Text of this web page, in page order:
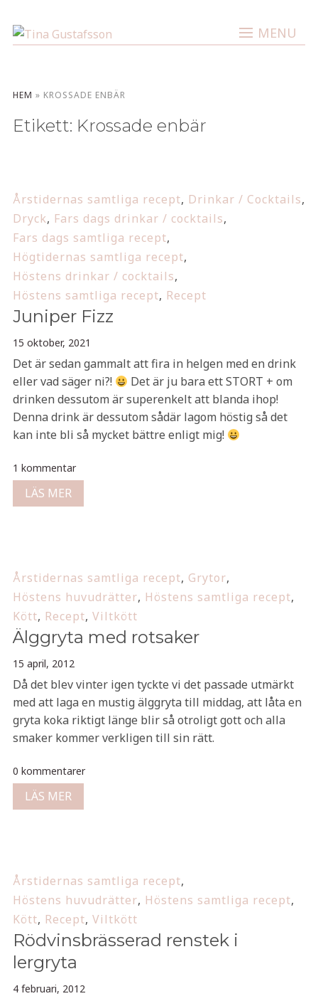
MENU
HEM » KROSSADE ENBÄR
Etikett: Krossade enbär
Årstidernas samtliga recept, Drinkar / Cocktails,
Dryck, Fars dags drinkar / cocktails,
Fars dags samtliga recept,
Högtidernas samtliga recept,
Höstens drinkar / cocktails,
Höstens samtliga recept, Recept
Juniper Fizz
15 oktober, 2021
Det är sedan gammalt att fira in helgen med en drink
eller vad säger ni?!
Det är ju bara ett STORT + om
drinken dessutom är superenkelt att blanda ihop!
Denna drink är dessutom sådär lagom höstig så det
kan inte bli så mycket bättre enligt mig!
1 kommentar
LÄS MER
Årstidernas samtliga recept, Grytor,
Höstens huvudrätter, Höstens samtliga recept,
Kött, Recept, Viltkött
Älggryta med rotsaker
15 april, 2012
Då det blev vinter igen tyckte vi det passade utmärkt
med att laga en mustig älggryta till middag, att låta en
gryta koka riktigt länge blir så otroligt gott och alla
smaker kommer verkligen till sin rätt.
0 kommentarer
LÄS MER
Årstidernas samtliga recept,
Höstens huvudrätter, Höstens samtliga recept,
Kött, Recept, Viltkött
Rödvinsbrässerad renstek i
lergryta
4 februari, 2012